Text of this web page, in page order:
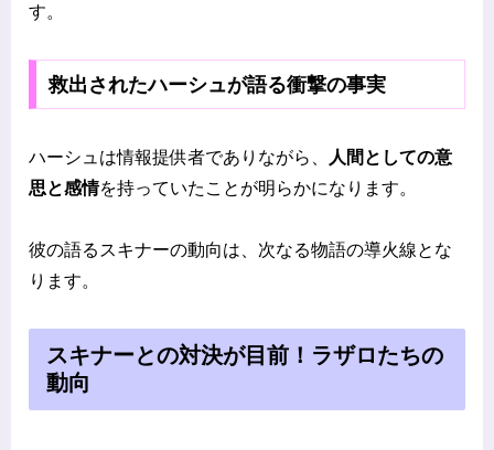
す。
救出されたハーシュが語る衝撃の事実
ハーシュは情報提供者でありながら、
人間としての意
思と感情を持っていたことが明らかになります。
彼の語るスキナーの動向は、次なる物語の導火線とな
ります。
スキナーとの対決が目前！ラザロたちの
動向